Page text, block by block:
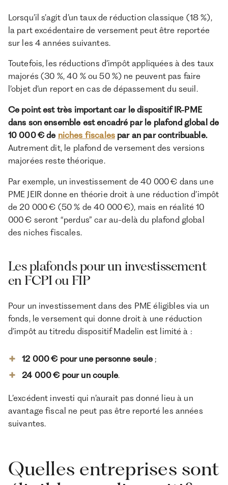
Lorsqu’il s’agit d’un taux de réduction classique (18 %),
la part excédentaire de versement peut être reportée
sur les 4 années suivantes.
Toutefois, les réductions d’impôt appliquées à des taux
majorés (30 %, 40 % ou 50 %) ne peuvent pas faire
l’objet d’un report en cas de dépassement du seuil.
Ce point est très important car le dispositif IR-PME
dans son ensemble est encadré par le plafond global de
10 000 € de niches fiscales par an par contribuable.
Autrement dit, le plafond de versement des versions
majorées reste théorique.
Par exemple, un investissement de 40 000 € dans une
PME JEIR donne en théorie droit à une réduction d’impôt
de 20 000 € (50 % de 40 000 €), mais en réalité 10
000 € seront “perdus” car au-delà du plafond global
des niches fiscales.
Les plafonds pour un investissement
en FCPI ou FIP
Pour un investissement dans des PME éligibles via un
fonds, le versement qui donne droit à une réduction
d’impôt au titredu dispositif Madelin est limité à :
12 000 € pour une personne seule ;
24 000 € pour un couple.
L’excédent investi qui n’aurait pas donné lieu à un
avantage fiscal ne peut pas être reporté les années
suivantes.
Quelles entreprises sont